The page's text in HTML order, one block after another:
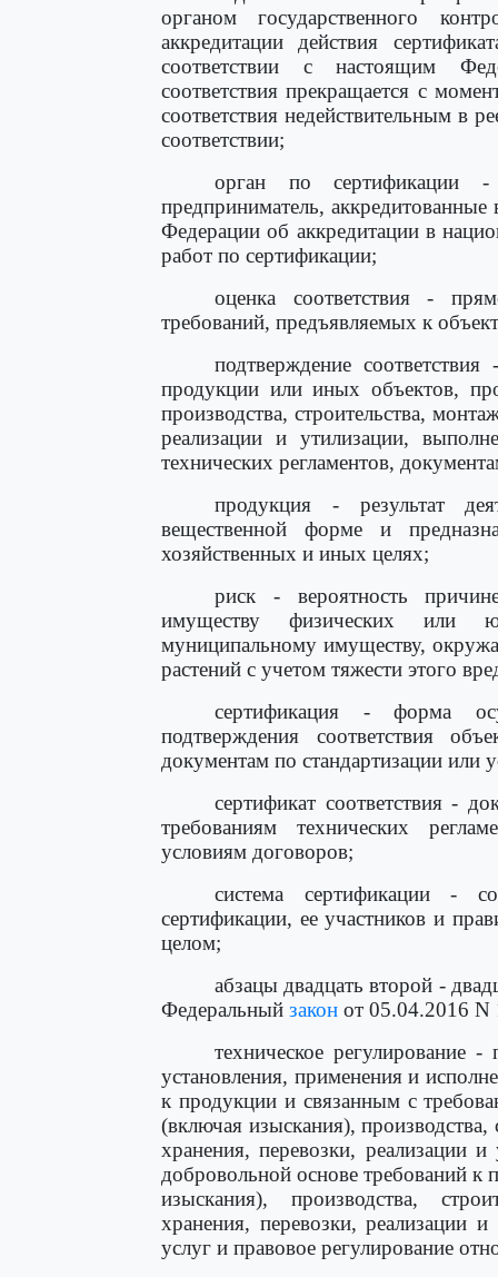
органом государственного
аккредитации действия
соответствии с настоящим
соответствия прекращается с
соответствия недействительным в
соответствии;
орган по сертификации
предприниматель, аккредитованные
Федерации об аккредитации в
работ по сертификации;
оценка соответствия -
требований, предъявляемых к
подтверждение соответствия
продукции или иных объектов,
производства, строительства,
реализации и утилизации,
технических регламентов,
продукция - результат
вещественной форме и
хозяйственных и иных целях;
риск - вероятность
имуществу физических или
муниципальному имуществу,
растений с учетом тяжести этого
сертификация - форма
подтверждения соответствия
документам по стандартизации или
сертификат соответствия -
требованиям технических
условиям договоров;
система сертификации -
сертификации, ее участников и
целом;
абзацы двадцать второй -
Федеральный закон от 05.04.2016
техническое регулирование
установления, применения и
к продукции и связанным с
(включая изыскания), производства,
хранения, перевозки, реализации
добровольной основе требований к
изыскания), производства,
хранения, перевозки, реализации
услуг и правовое регулирование